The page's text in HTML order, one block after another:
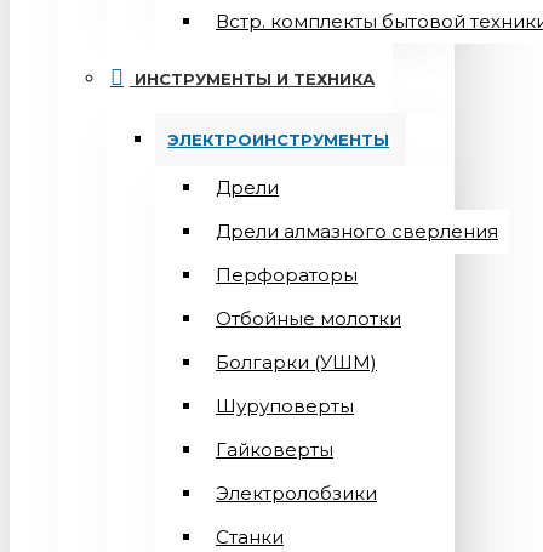
Встр. комплекты бытовой
ИНСТРУМЕНТЫ И ТЕХНИКА
ЭЛЕКТРОИНСТРУМЕНТЫ
Дрели
Дрели алмазного сверления
Перфораторы
Отбойные молотки
Болгарки (УШМ)
Шуруповерты
Гайковерты
Электролобзики
Станки